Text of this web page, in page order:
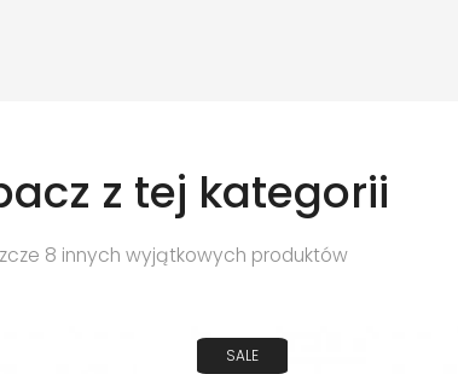
z tej kategorii
8 innych wyjątkowych produktów
SALE